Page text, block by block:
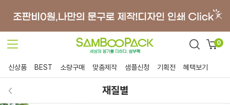
0
신상품 BEST 소량구매 맞춤제작 샘플신청 기획전 혜택보기
재질별